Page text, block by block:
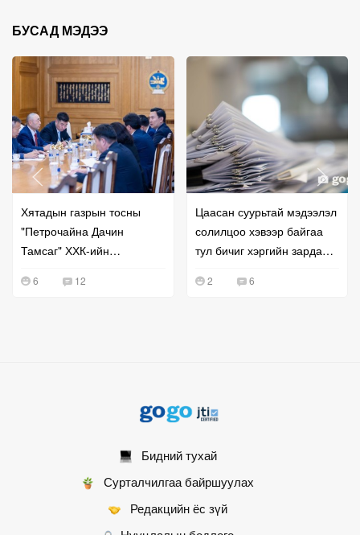
БУСАД МЭДЭЭ
Хятадын газрын тосны
"Петрочайна Дачин
Тамсаг" ХХК-ийн
6 12
Цаасан суурьтай мэдээлэл
солилцоо хэвээр байгаа
тул бичиг хэргийн зардал
2 6
Бидний тухай
Сурталчилгаа байршуулах
Редакцийн ёс зүй